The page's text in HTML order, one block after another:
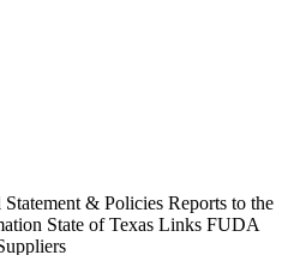
Statement & Policies Reports to the
State of Texas Links FUDA